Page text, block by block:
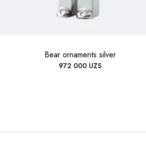
Bear ornaments silver
972 000 UZS